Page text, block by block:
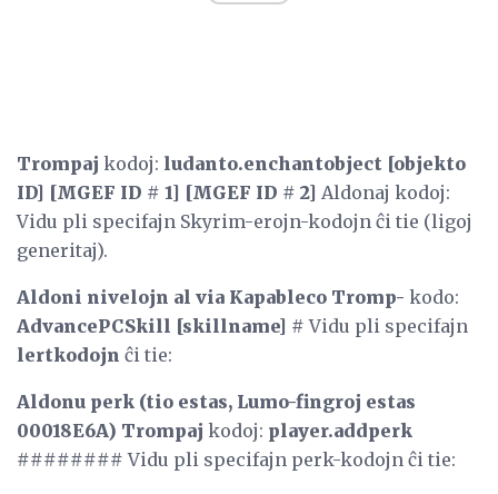
Trompaj kodoj: ludanto.enchantobject [objekto
ID] [MGEF ID # 1] [MGEF ID # 2] Aldonaj kodoj:
Vidu pli specifajn Skyrim-erojn-kodojn ĉi tie (ligoj
generitaj).
Aldoni nivelojn al via Kapableco Tromp- kodo:
AdvancePCSkill [skillname] # Vidu pli specifajn
lertkodojn ĉi tie:
Aldonu perk (tio estas, Lumo-fingroj estas
00018E6A) Trompaj kodoj: player.addperk
######## Vidu pli specifajn perk-kodojn ĉi tie: